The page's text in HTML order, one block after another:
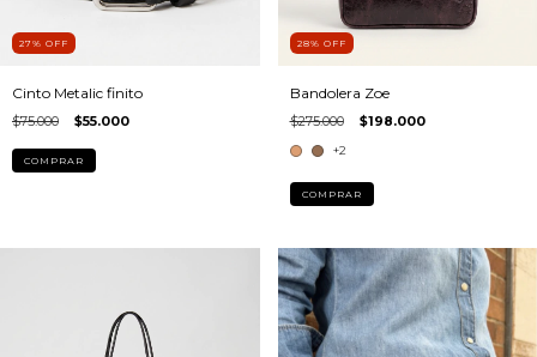
27% OFF
Cinto Metalic finito
$75.000 $55.000
COMPRAR
28% OFF
Bandolera Zoe
$275.000 $198.000
+2
COMPRAR